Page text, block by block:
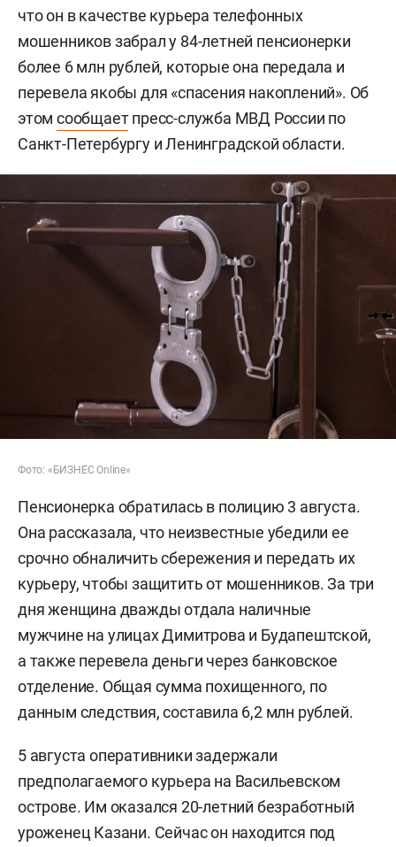
что он в качестве курьера телефонных
мошенников забрал у 84-летней пенсионерки
более 6 млн рублей, которые она передала и
перевела якобы для «спасения накоплений». Об
этом сообщаетпресс-служба МВД России по
Санкт-Петербургу и Ленинградской области.
Фото: «БИЗНЕС Online»
Пенсионерка обратилась в полицию 3 августа.
Она рассказала, что неизвестные убедили ее
срочно обналичить сбережения и передать их
курьеру, чтобы защитить от мошенников. За три
дня женщина дважды отдала наличные
мужчине на улицах Димитрова и Будапештской,
а также перевела деньги через банковское
отделение. Общая сумма похищенного, по
данным следствия, составила 6,2 млн рублей.
5 августа оперативники задержали
предполагаемого курьера на Васильевском
острове. Им оказался 20-летний безработный
уроженец Казани. Сейчас он находится под